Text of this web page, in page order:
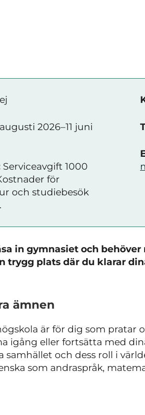
2026–11 juni
Serviceavgift 1000
för
och studiebesök
in gymnasiet och behöver
trygg plats där du klarar
ämnen
är för dig som pratar
igång eller fortsätta med
och dess roll i
som andraspråk,